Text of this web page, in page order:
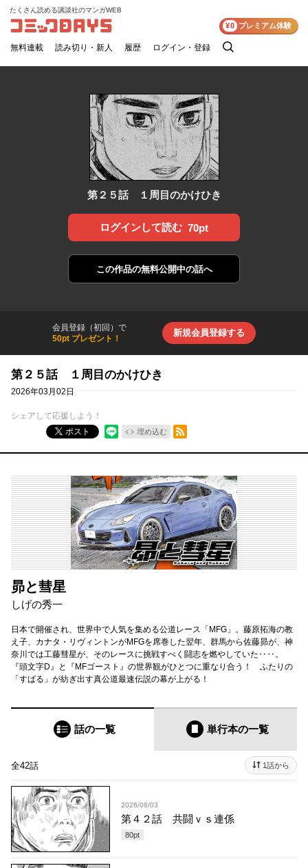
コミックDAYS
たくさん読める講談社のマンガWEB
無料連載 読み切り・新人 履歴 ログイン・登録
検
¥0 プレミアム体験
第２５話 １周目のかけひき
ログインして読む 70pt
この作品の無料公開中の話へ
会員登録（初回）で
50pt プレゼント！
新規会員登録する
第２５話 １周目のかけひき
2026年03月02日
シェアして応援しよう！
ポスト
埋め込む
RSSフィード
昴と彗星
しげの秀一
日本で開催され、世界中で人気を集める公道レース「MFG」。藤原拓海の教
え子、カナタ・リヴィントンがMFGを席巻した翌年、群馬から佐藤昴が、神
奈川では工藤彗星が、そのレースに挑戦すべく闘志を燃やしていた‥‥。
『頭文字D』と『MFゴースト』の世界観がひとつに重なり合う！ ふたりの
「すばる」が紡ぎ出す真公道最速伝説の幕が上がる！
話の一覧 単行本の一覧
全42話 1話から
2026/08/03
第４２話 共闘ｖｓ連係
80pt